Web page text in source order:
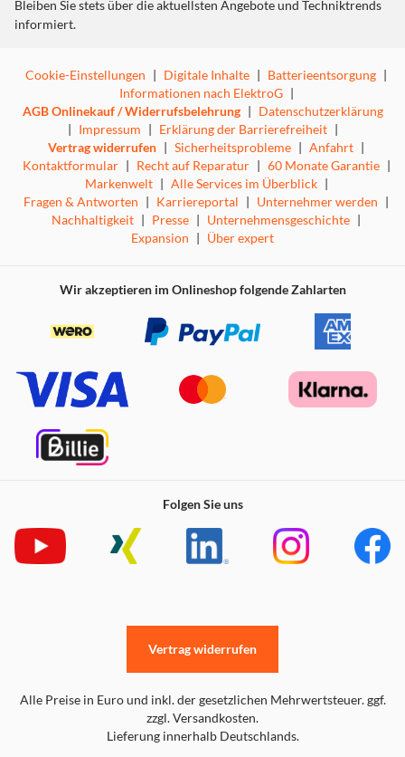
Bleiben Sie stets über die aktuellsten Angebote und Techniktrends
informiert.
Cookie-Einstellungen | Digitale Inhalte | Batterieentsorgung |
Informationen nach ElektroG |
AGB Onlinekauf / Widerrufsbelehrung | Datenschutzerklärung
| Impressum | Erklärung der Barrierefreiheit |
Vertrag widerrufen | Sicherheitsprobleme | Anfahrt |
Kontaktformular | Recht auf Reparatur | 60 Monate Garantie |
Markenwelt | Alle Services im Überblick |
Fragen & Antworten | Karriereportal | Unternehmer werden |
Nachhaltigkeit | Presse | Unternehmensgeschichte |
Expansion | Über expert
Wir akzeptieren im Onlineshop folgende Zahlarten
Folgen Sie uns
Alle Preise in Euro und inkl. der gesetzlichen Mehrwertsteuer. ggf.
zzgl. Versandkosten.
Lieferung innerhalb Deutschlands.
Vertrag widerrufen